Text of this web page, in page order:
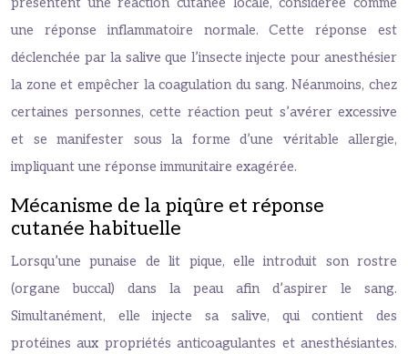
une réponse inflammatoire normale. Cette réponse est
déclenchée par la salive que l’insecte injecte pour anesthésier
la zone et empêcher la coagulation du sang. Néanmoins, chez
certaines personnes, cette réaction peut s’avérer excessive
et se manifester sous la forme d’une véritable allergie,
impliquant une réponse immunitaire exagérée.
Mécanisme de la piqûre et réponse
cutanée habituelle
Lorsqu’une punaise de lit pique, elle introduit son rostre
(organe buccal) dans la peau afin d’aspirer le sang.
Simultanément, elle injecte sa salive, qui contient des
protéines aux propriétés anticoagulantes et anesthésiantes.